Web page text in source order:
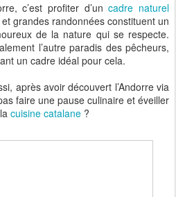
c’est profiter d’uncadre naturel
grandes randonnées constituent un
de la nature qui se respecte.
l’autre paradis des pêcheurs,
un cadre idéal pour cela.
après avoir découvert l’Andorre via
faire une pause culinaire et éveiller
cuisine catalane ?